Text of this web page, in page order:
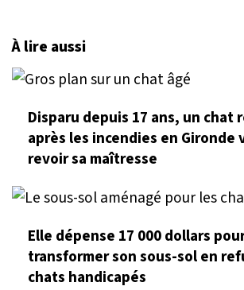
À lire aussi
Disparu depuis 17 ans, un chat
après les incendies en Gironde
revoir sa maîtresse
Elle dépense 17 000 dollars
transformer son sous-sol en
chats handicapés